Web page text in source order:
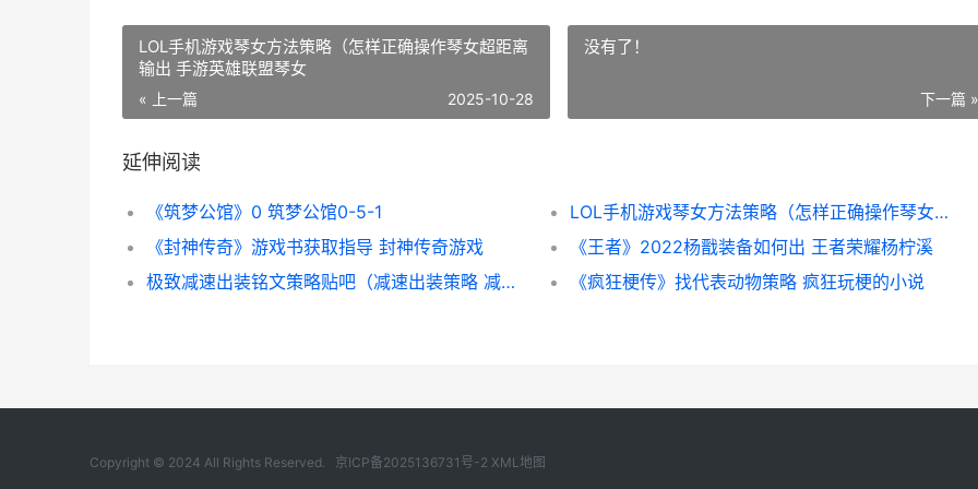
LOL手机游戏琴女方法策略（怎样正确操作琴女超距离
输出 手游英雄联盟琴女
« 上一篇 2025-10-28
没有了！
下一篇 »
延伸阅读
《筑梦公馆》0 筑梦公馆0-5-1
LOL手机游戏琴女方法策略（怎样正确操作琴女超距离输出 手游英雄联盟琴女
《封神传奇》游戏书获取指导 封神传奇游戏
《王者》2022杨戬装备如何出 王者荣耀杨柠溪
极致减速出装铭文策略贴吧（减速出装策略 减速铭文都有哪些
《疯狂梗传》找代表动物策略 疯狂玩梗的小说
Copyright © 2024 All Rights Reserved. 京ICP备2025136731号-2 XML地图